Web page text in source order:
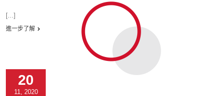
[...]
進一步了解
20
11, 2020